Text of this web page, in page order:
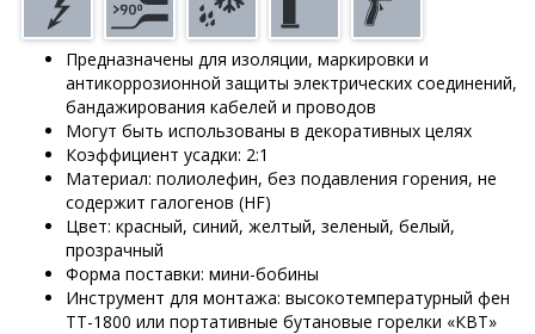
Предназначены для изоляции, маркировки и
антикоррозионной защиты электрических соединений,
бандажирования кабелей и проводов
Могут быть использованы в декоративных целях
Коэффициент усадки: 2:1
Материал: полиолефин, без подавления горения, не
содержит галогенов (HF)
Цвет: красный, синий, желтый, зеленый, белый,
прозрачный
Форма поставки: мини-бобины
Инструмент для монтажа: высокотемпературный фен
ТТ-1800 или портативные бутановые горелки «КВТ»